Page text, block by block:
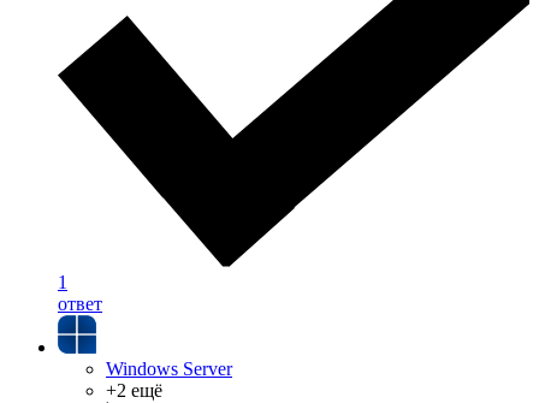
1
ответ
Windows Server
+2 ещё